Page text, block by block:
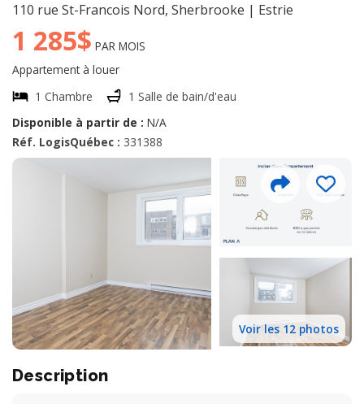
110 rue St-Francois Nord, Sherbrooke | Estrie
1 285$ PAR MOIS
Appartement à louer
1 Chambre
1 Salle de bain/d'eau
Disponible à partir de : N/A
Réf. LogisQuébec : 331388
Voir les 12 photos
Description